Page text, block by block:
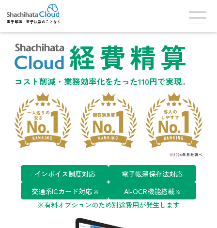
電子印鑑・電子決裁のことなら
経費精算
コスト削減・業務効率化をたった110円で実現。
インボイス制度対応
電子帳簿保存法対応
交通系ICカード対応 ※ AI-OCR機能搭載 ※
※有料オプションのため別途費用が発生します